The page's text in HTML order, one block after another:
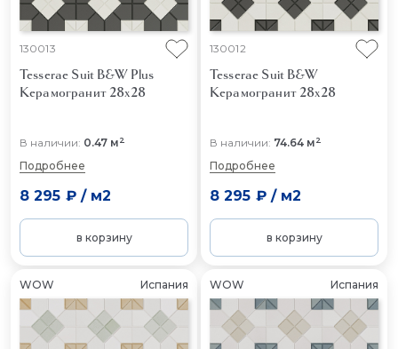
130013
Tesserae Suit B&W Plus
Керамогранит 28x28
В наличии: 0.47 м2
Подробнее
8 295 ₽/ м2
в корзину
130012
Tesserae Suit B&W
Керамогранит 28x28
В наличии: 74.64 м2
Подробнее
8 295 ₽/ м2
в корзину
WOW Испания WOW Испания